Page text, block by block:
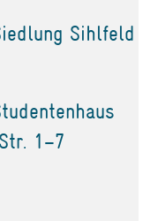
Sihlfeld
1–7